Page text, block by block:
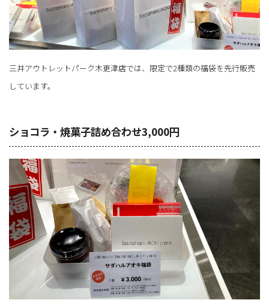
三井アウトレットパーク木更津店では、限定で2種類の福袋を先行販売
しています。
ショコラ・焼菓子詰め合わせ3,000円